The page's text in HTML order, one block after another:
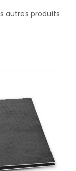
autres produits